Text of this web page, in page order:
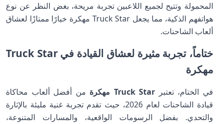
المحمولة وتتيح لجميع اللاعبين تجربة مريحة، بغض النظر عن نوع
هواتفهم الذكية، مما يجعل Truck Star مهكرة خيارًا ممتازًا لعشاق
ألعاب الشاحنات.
ختاماً، تجربة مثيرة لعشاق القيادة في Truck Star
مهكرة
في الختام، تعتبر Truck Star مهكرة
من أفضل ألعاب محاكاة
قيادة الشاحنات لعام 2026، حيث تقدم تجربة غنية مليئة بالإثارة
والتحدي. بفضل الرسومات الواقعية، والمسارات المتنوعة،